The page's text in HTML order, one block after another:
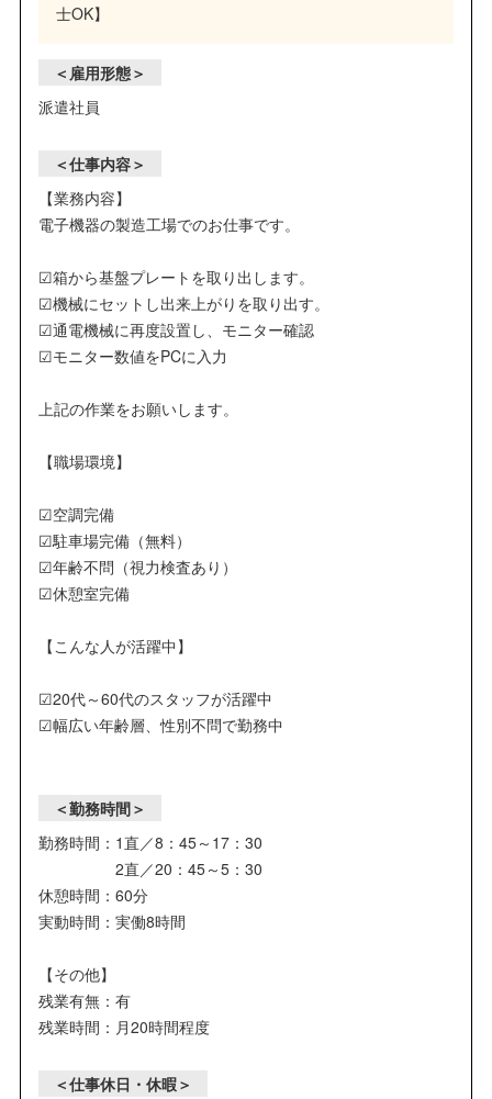
士OK】
＜雇用形態＞
派遣社員
＜仕事内容＞
【業務内容】
電子機器の製造工場でのお仕事です。
☑箱から基盤プレートを取り出します。
☑機械にセットし出来上がりを取り出す。
☑通電機械に再度設置し、モニター確認
☑モニター数値をPCに入力
上記の作業をお願いします。
【職場環境】
☑空調完備
☑駐車場完備（無料）
☑年齢不問（視力検査あり）
☑休憩室完備
【こんな人が活躍中】
☑20代～60代のスタッフが活躍中
☑幅広い年齢層、性別不問で勤務中
＜勤務時間＞
勤務時間：1直／8：45～17：30
2直／20：45～5：30
休憩時間：60分
実動時間：実働8時間
【その他】
残業有無：有
残業時間：月20時間程度
＜仕事休日・休暇＞